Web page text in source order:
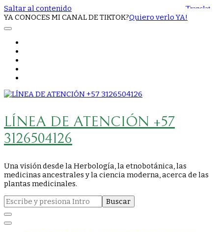
Saltar al contenido
YA CONOCES MI CANAL DE TIKTOK?Quiero verlo YA!
LÍNEA DE ATENCIÓN +57
3126504126
Una visión desde la Herbología, la etnobotánica, las
medicinas ancestrales y la ciencia moderna, acerca de las
plantas medicinales.
Buscar: